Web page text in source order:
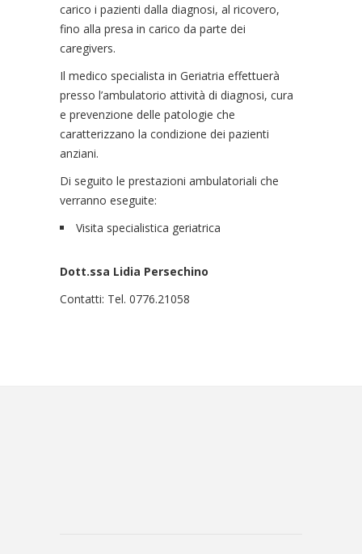
carico i pazienti dalla diagnosi, al ricovero,
fino alla presa in carico da parte dei
caregivers.
Il medico specialista in Geriatria effettuerà
presso l’ambulatorio attività di diagnosi, cura
e prevenzione delle patologie che
caratterizzano la condizione dei pazienti
anziani.
Di seguito le prestazioni ambulatoriali che
verranno eseguite:
Visita specialistica geriatrica
Dott.ssa Lidia Persechino
Contatti: Tel. 0776.21058